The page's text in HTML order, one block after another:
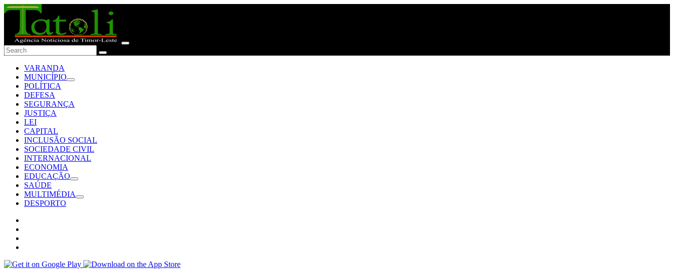
VARANDA
MUNICÍPIO
POLÍTICA
DEFESA
SEGURANÇA
JUSTIÇA
LEI
CAPITAL
INCLUSÃO SOCIAL
SOCIEDADE CIVIL
INTERNACIONAL
ECONOMIA
EDUCAÇÃO
SAÚDE
MULTIMÉDIA
DESPORTO